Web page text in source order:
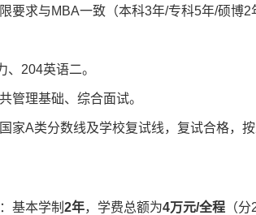
要求与MBA一致（本科3年/专科5年/硕博2
204英语二。
管理基础、综合面试。
家A类分数线及学校复试线，复试合格，
：基本学制 2年，学费总额为4万元/全程 （